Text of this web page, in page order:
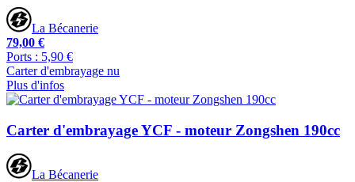
La Bécanerie
79,00 €
Ports : 5,90 €
Carter d'embrayage nu
Plus d'infos
Carter d'embrayage YCF - moteur Zongshen 190cc
La Bécanerie